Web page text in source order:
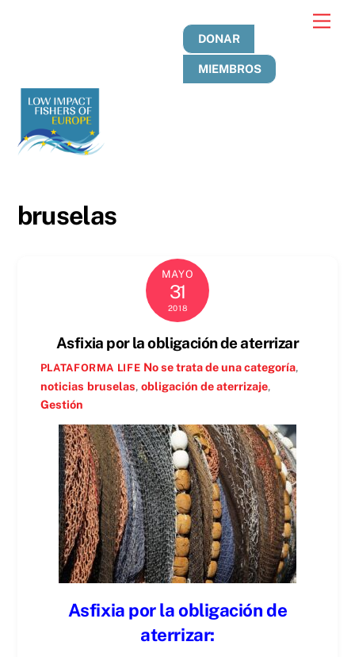
DONAR
MIEMBROS
bruselas
MAYO
31
2018
Asfixia por la obligación de aterrizar
PLATAFORMA LIFE No se trata de una categoría,
noticias bruselas, obligación de aterrizaje,
Gestión
Asfixia por la obligación de
aterrizar: